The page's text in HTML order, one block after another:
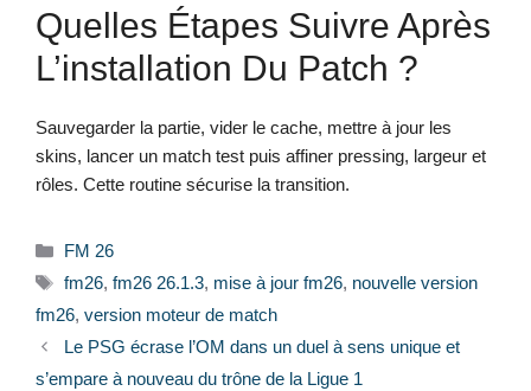
Quelles Étapes Suivre Après
L’installation Du Patch ?
Sauvegarder la partie, vider le cache, mettre à jour les
skins, lancer un match test puis affiner pressing, largeur et
rôles. Cette routine sécurise la transition.
Catégories
FM 26
Étiquettes
fm26, fm26 26.1.3, mise à jour fm26, nouvelle version
fm26, version moteur de match
Le PSG écrase l’OM dans un duel à sens unique et
s’empare à nouveau du trône de la Ligue 1